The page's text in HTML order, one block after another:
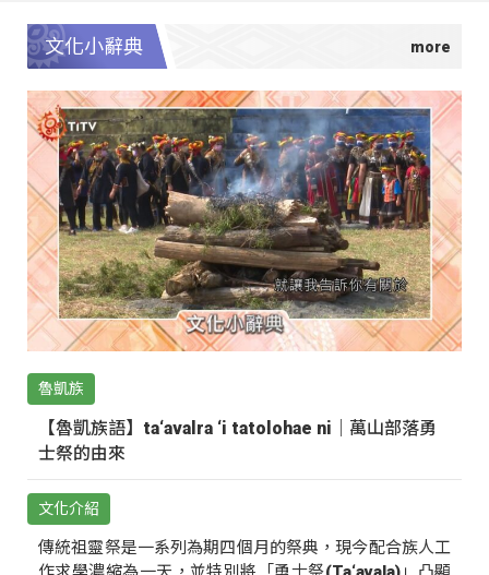
文化小辭典
魯凱族
【魯凱族語】ta‘avalra ‘i tatolohae ni｜萬山部落勇
士祭的由來
文化介紹
傳統祖靈祭是一系列為期四個月的祭典，現今配合族人工